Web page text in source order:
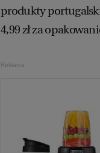
produkty
4,99 zł za
Reklama